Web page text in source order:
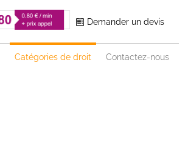
Demander un devis
Catégories de droit Contactez-nous